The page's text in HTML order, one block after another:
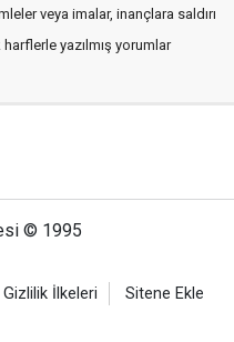
veya imalar, inançlara saldırı
yazılmış yorumlar
© 1995
Gizlilik İlkeleri Sitene Ekle